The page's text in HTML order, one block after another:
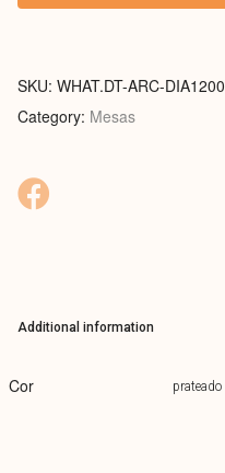
SKU: WHAT.DT-ARC-DIA1200
Category: Mesas
Additional information
Cor prateado